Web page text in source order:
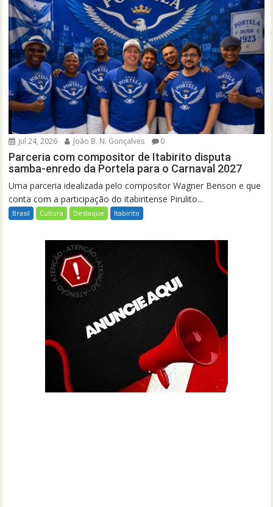
jul 24, 2026 João B. N. Gonçalves 0
Parceria com compositor de Itabirito disputa
samba-enredo da Portela para o Carnaval 2027
Uma parceria idealizada pelo compositor Wagner Benson e que
conta com a participação do itabiritense Pirulito...
Brasil Cultura Destaque Itabirito